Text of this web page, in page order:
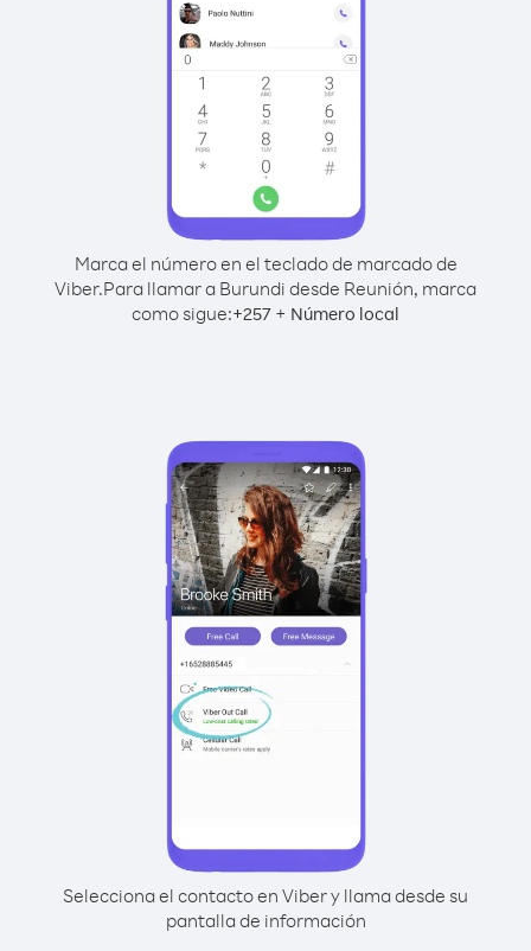
Marca el número en el teclado de marcado de
Viber.Para llamar a Burundi desde Reunión, marca
como sigue:+257 + Número local
Selecciona el contacto en Viber y llama desde su
pantalla de información